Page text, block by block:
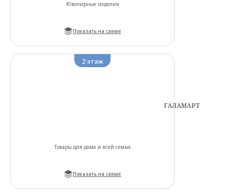
Ювелирные изделия
Показать на схеме
2этаж
ГАЛАМАРТ
Товары для дома и всей семьи
Показать на схеме